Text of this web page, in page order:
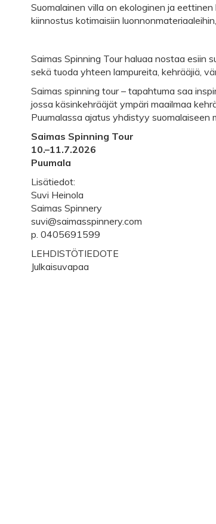
Suomalainen villa on ekologinen ja
kiinnostus kotimaisiin
Saimas Spinning Tour haluaa nostaa esiin
sekä tuoda yhteen lampureita, kehrääjiä,
Saimas spinning tour – tapahtuma saa
jossa käsinkehrääjät ympäri maailmaa
Puumalassa ajatus yhdistyy suomalaiseen
Saimas Spinning Tour
10.–11.7.2026
Puumala
Lisätiedot:
Suvi Heinola
Saimas Spinnery
suvi@saimasspinnery.com
p. 0405691599
LEHDISTÖTIEDOTE
Julkaisuvapaa